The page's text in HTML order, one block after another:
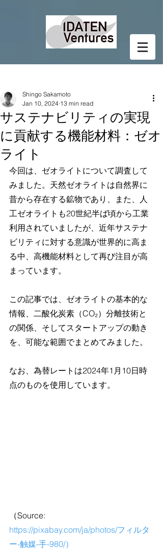
サステナビリティの実現
に貢献する機能材料：ゼオ
ライト
Shingo Sakamoto
Jan 10, 2024 13 min read
今回は、ゼオライトについて調査して
みました。天然ゼオライトは自然界に
昔から存在する鉱物であり、また、人
工ゼオライトも20世紀半ば頃から工業
利用されていましたが、近年サステナ
ビリティに対する意識が世界的に高ま
る中、高機能材料として再び注目が高
まっています。
この記事では、ゼオライトの基本的な
情報、二酸化炭素（CO₂）分離技術と
の関係、そしてスタートアップの動き
を、可能な範囲でまとめてみました。
なお、為替レートは2024年1月10日時
点のものを使用しています。
（Source:
https://pixabay.com/ja/photos/フィルタ
ー-触媒-手-980/）